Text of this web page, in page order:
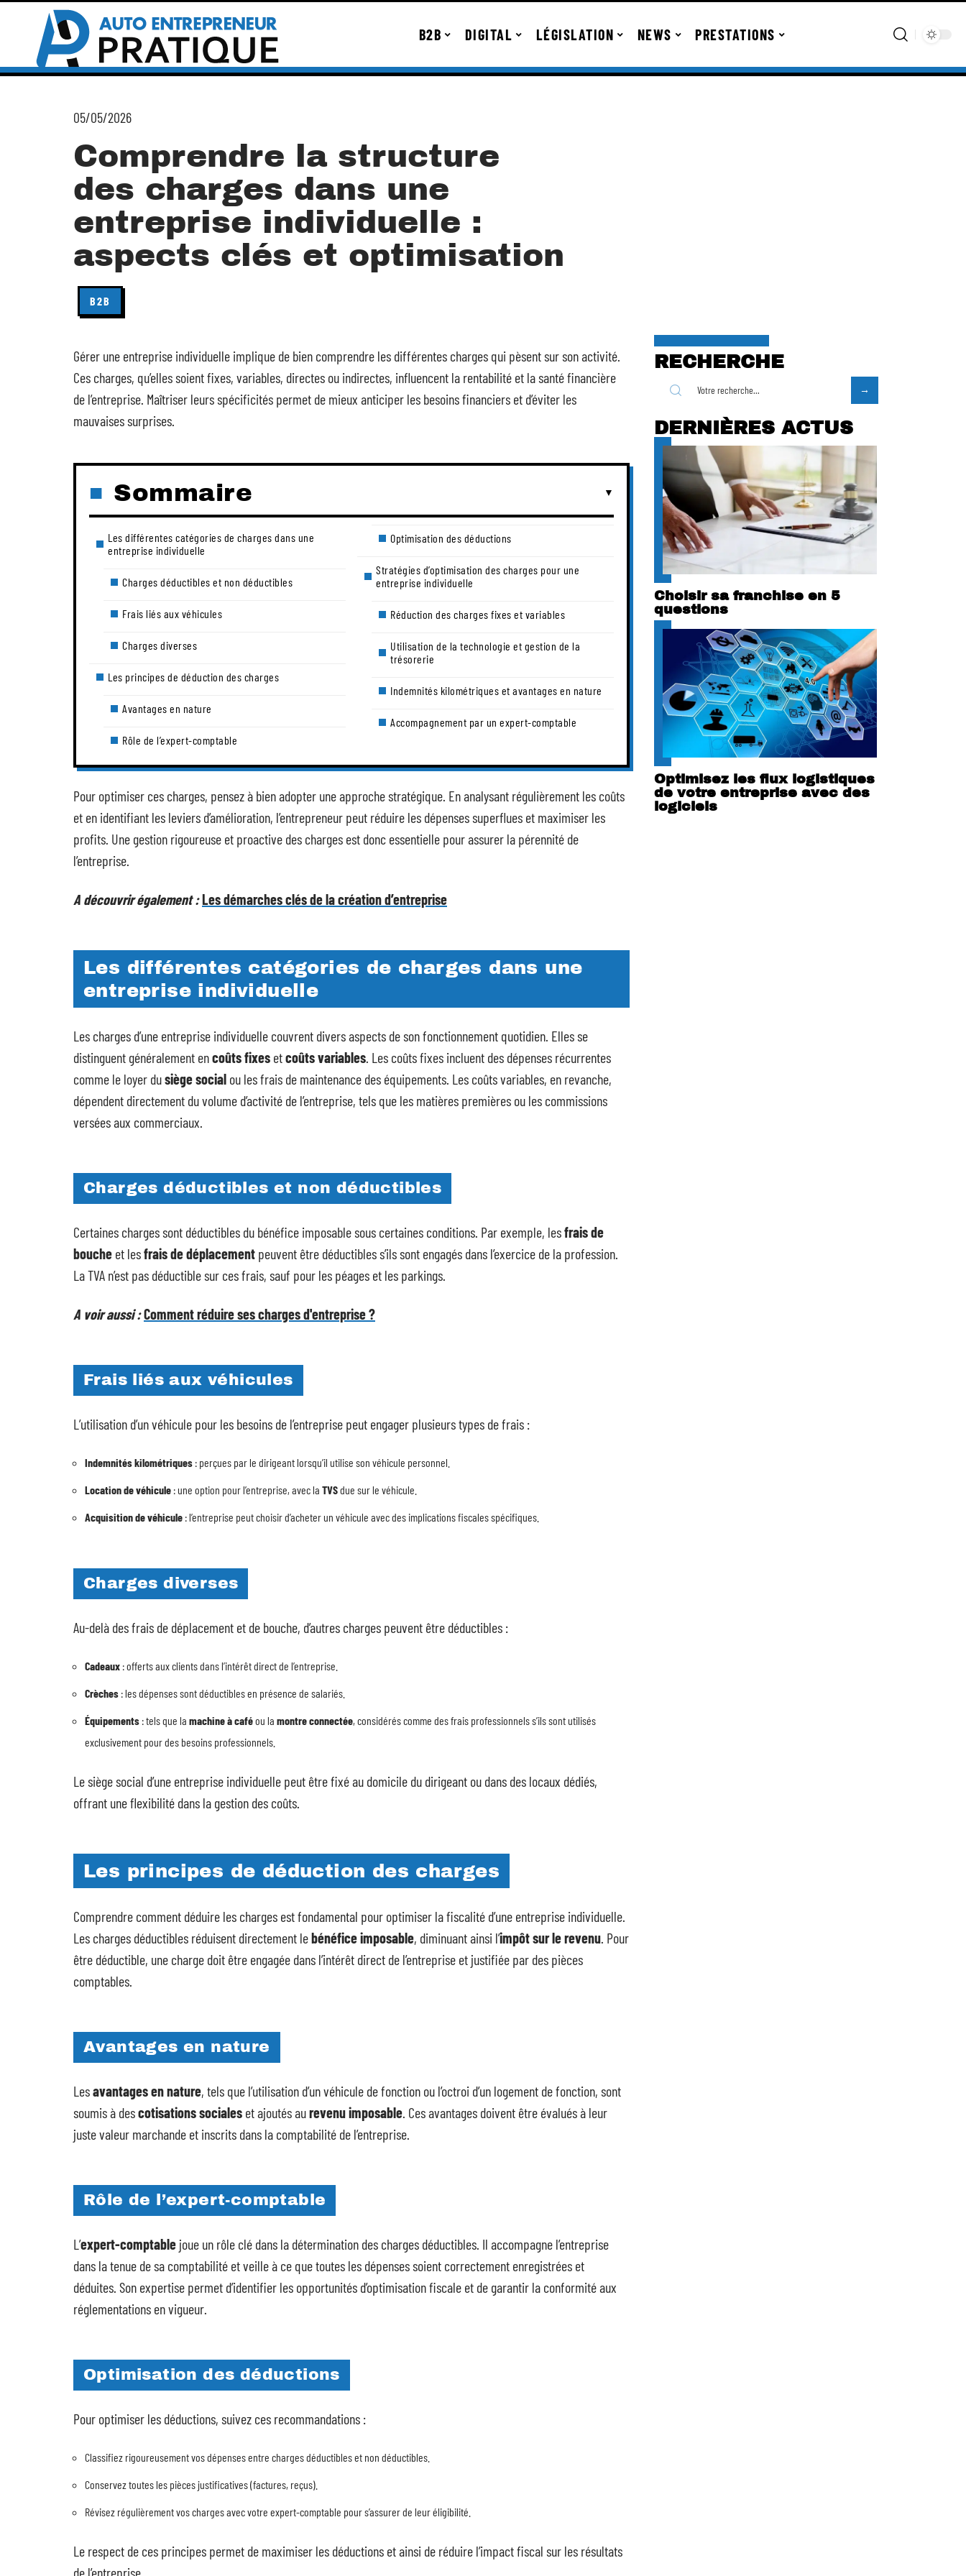
B2B DIGITAL LÉGISLATION NEWS PRESTATIONS
05/05/2026
Comprendre la structure
des charges dans une
entreprise individuelle :
aspects clés et optimisation
B2B
Gérer une entreprise individuelle implique de bien comprendre les différentes charges qui pèsent sur son activité.
Ces charges, qu’elles soient fixes, variables, directes ou indirectes, influencent la rentabilité et la santé financière
de l’entreprise. Maîtriser leurs spécificités permet de mieux anticiper les besoins financiers et d’éviter les
mauvaises surprises.
Sommaire
Les différentes catégories de charges dans une
entreprise individuelle
Charges déductibles et non déductibles
Frais liés aux véhicules
Charges diverses
Les principes de déduction des charges
Avantages en nature
Rôle de l’expert-comptable
Optimisation des déductions
Stratégies d’optimisation des charges pour une
entreprise individuelle
Réduction des charges fixes et variables
Utilisation de la technologie et gestion de la
trésorerie
Indemnités kilométriques et avantages en nature
Accompagnement par un expert-comptable
Pour optimiser ces charges, pensez à bien adopter une approche stratégique. En analysant régulièrement les coûts
et en identifiant les leviers d’amélioration, l’entrepreneur peut réduire les dépenses superflues et maximiser les
profits. Une gestion rigoureuse et proactive des charges est donc essentielle pour assurer la pérennité de
l’entreprise.
A découvrir également :Les démarches clés de la création d’entreprise
Les différentes catégories de charges dans une
entreprise individuelle
Les charges d’une entreprise individuelle couvrent divers aspects de son fonctionnement quotidien. Elles se
distinguent généralement encoûts fixes etcoûts variables. Les coûts fixes incluent des dépenses récurrentes
comme le loyer dusiège social ou les frais de maintenance des équipements. Les coûts variables, en revanche,
dépendent directement du volume d’activité de l’entreprise, tels que les matières premières ou les commissions
versées aux commerciaux.
Charges déductibles et non déductibles
Certaines charges sont déductibles du bénéfice imposable sous certaines conditions. Par exemple, lesfrais de
bouche et lesfrais de déplacement peuvent être déductibles s’ils sont engagés dans l’exercice de la profession.
La TVA n’est pas déductible sur ces frais, sauf pour les péages et les parkings.
A voir aussi :Comment réduire ses charges d'entreprise ?
Frais liés aux véhicules
L’utilisation d’un véhicule pour les besoins de l’entreprise peut engager plusieurs types de frais :
Indemnités kilométriques : perçues par le dirigeant lorsqu’il utilise son véhicule personnel.
Location de véhicule : une option pour l’entreprise, avec la TVSdue sur le véhicule.
Acquisition de véhicule : l’entreprise peut choisir d’acheter un véhicule avec des implications fiscales spécifiques.
Charges diverses
Au-delà des frais de déplacement et de bouche, d’autres charges peuvent être déductibles :
Cadeaux : offerts aux clients dans l’intérêt direct de l’entreprise.
Crèches : les dépenses sont déductibles en présence de salariés.
Équipements : tels que la machine à caféou la montre connectée, considérés comme des frais professionnels s’ils sont utilisés
exclusivement pour des besoins professionnels.
Le siège social d’une entreprise individuelle peut être fixé au domicile du dirigeant ou dans des locaux dédiés,
offrant une flexibilité dans la gestion des coûts.
Les principes de déduction des charges
Comprendre comment déduire les charges est fondamental pour optimiser la fiscalité d’une entreprise individuelle.
Les charges déductibles réduisent directement lebénéfice imposable, diminuant ainsi l’impôt sur le revenu. Pour
être déductible, une charge doit être engagée dans l’intérêt direct de l’entreprise et justifiée par des pièces
comptables.
Avantages en nature
Lesavantages en nature, tels que l’utilisation d’un véhicule de fonction ou l’octroi d’un logement de fonction, sont
soumis à descotisations sociales et ajoutés aurevenu imposable. Ces avantages doivent être évalués à leur
juste valeur marchande et inscrits dans la comptabilité de l’entreprise.
Rôle de l’expert-comptable
L’expert-comptable joue un rôle clé dans la détermination des charges déductibles. Il accompagne l’entreprise
dans la tenue de sa comptabilité et veille à ce que toutes les dépenses soient correctement enregistrées et
déduites. Son expertise permet d’identifier les opportunités d’optimisation fiscale et de garantir la conformité aux
réglementations en vigueur.
Optimisation des déductions
Pour optimiser les déductions, suivez ces recommandations :
Classifiez rigoureusement vos dépenses entre charges déductibles et non déductibles.
Conservez toutes les pièces justificatives (factures, reçus).
Révisez régulièrement vos charges avec votre expert-comptable pour s’assurer de leur éligibilité.
Le respect de ces principes permet de maximiser les déductions et ainsi de réduire l’impact fiscal sur les résultats
de l’entreprise.
RECHERCHE
DERNIÈRES ACTUS
Choisir sa franchise en 5
questions
Optimisez les flux logistiques
de votre entreprise avec des
logiciels